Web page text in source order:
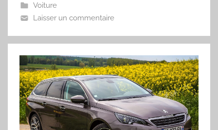
Voiture
Laisser un commentaire